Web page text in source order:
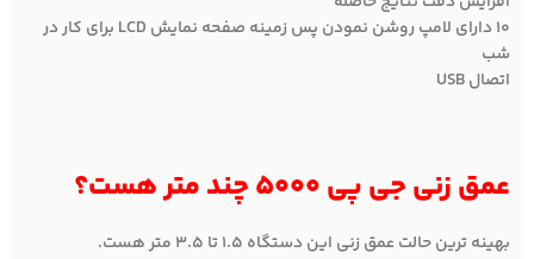
۱۰ دارای لامپ روشن نمودن پس زمینه صفحه نمایش LCD برای کار در
شب
اتصال USB
عمق زنی جی پی 5000 چند متر هست؟
بهینه ترین حالت عمق زنی این دستگاه 1.5 تا 3.5 متر هست.